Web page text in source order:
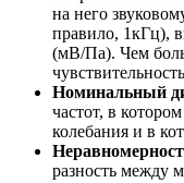
на него
правило, 1кГц),
(мВ/Па). Чем
Номинальный
частот, в
колебания и в
разность между